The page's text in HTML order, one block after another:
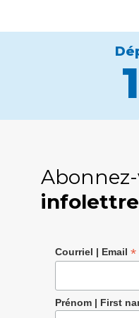
infolettre
Courriel | Email *
Prénom | First